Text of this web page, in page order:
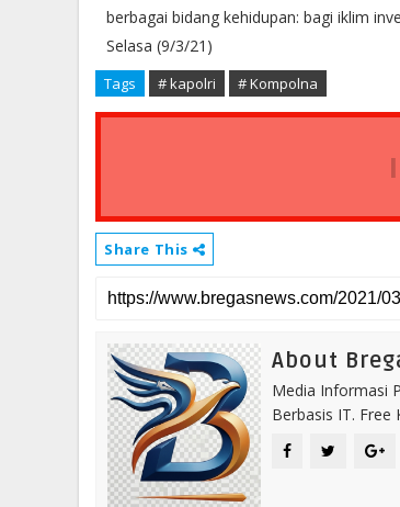
berbagai bidang kehidupan: bagi iklim
Selasa (9/3/21)
Tags # kapolri # Kompolna
Share This
About
Media Informasi
Berbasis IT. Free